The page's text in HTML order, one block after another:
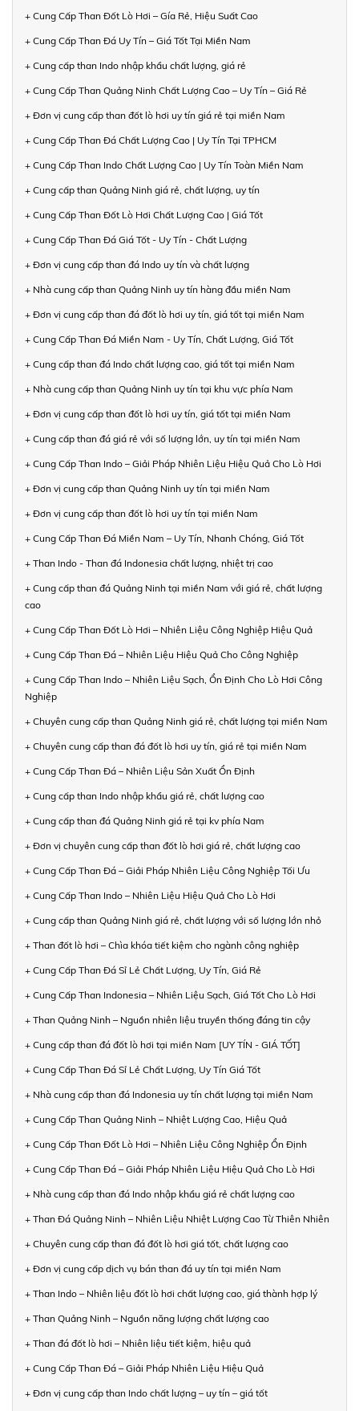
+ Cung Cấp Than Đốt Lò Hơi – Gía Rẻ, Hiệu Suất Cao
+ Cung Cấp Than Đá Uy Tín – Giá Tốt Tại Miền Nam
+ Cung cấp than Indo nhập khẩu chất lượng, giá rẻ
+ Cung Cấp Than Quảng Ninh Chất Lượng Cao – Uy Tín – Giá Rẻ
+ Đơn vị cung cấp than đốt lò hơi uy tín giá rẻ tại miền Nam
+ Cung Cấp Than Đá Chất Lượng Cao | Uy Tín Tại TPHCM
+ Cung Cấp Than Indo Chất Lượng Cao | Uy Tín Toàn Miền Nam
+ Cung cấp than Quảng Ninh giá rẻ, chất lượng, uy tín
+ Cung Cấp Than Đốt Lò Hơi Chất Lượng Cao | Giá Tốt
+ Cung Cấp Than Đá Giá Tốt - Uy Tín - Chất Lượng
+ Đơn vị cung cấp than đá Indo uy tín và chất lượng
+ Nhà cung cấp than Quảng Ninh uy tín hàng đầu miền Nam
+ Đơn vị cung cấp than đá đốt lò hơi uy tín, giá tốt tại miền Nam
+ Cung Cấp Than Đá Miền Nam - Uy Tín, Chất Lượng, Giá Tốt
+ Cung cấp than đá Indo chất lượng cao, giá tốt tại miền Nam
+ Nhà cung cấp than Quảng Ninh uy tín tại khu vực phía Nam
+ Đơn vị cung cấp than đốt lò hơi uy tín, giá tốt tại miền Nam
+ Cung cấp than đá giá rẻ với số lượng lớn, uy tín tại miền Nam
+ Cung Cấp Than Indo – Giải Pháp Nhiên Liệu Hiệu Quả Cho Lò Hơi
+ Đơn vị cung cấp than Quảng Ninh uy tín tại miền Nam
+ Đơn vị cung cấp than đốt lò hơi uy tín tại miền Nam
+ Cung Cấp Than Đá Miền Nam – Uy Tín, Nhanh Chóng, Giá Tốt
+ Than Indo - Than đá Indonesia chất lượng, nhiệt trị cao
+ Cung cấp than đá Quảng Ninh tại miền Nam với giá rẻ, chất lượng
cao
+ Cung Cấp Than Đốt Lò Hơi – Nhiên Liệu Công Nghiệp Hiệu Quả
+ Cung Cấp Than Đá – Nhiên Liệu Hiệu Quả Cho Công Nghiệp
+ Cung Cấp Than Indo – Nhiên Liệu Sạch, Ổn Định Cho Lò Hơi Công
Nghiệp
+ Chuyên cung cấp than Quảng Ninh giá rẻ, chất lượng tại miền Nam
+ Chuyên cung cấp than đá đốt lò hơi uy tín, giá rẻ tại miền Nam
+ Cung Cấp Than Đá – Nhiên Liệu Sản Xuất Ổn Định
+ Cung cấp than Indo nhập khẩu giá rẻ, chất lượng cao
+ Cung cấp than đá Quảng Ninh giá rẻ tại kv phía Nam
+ Đơn vị chuyên cung cấp than đốt lò hơi giá rẻ, chất lượng cao
+ Cung Cấp Than Đá – Giải Pháp Nhiên Liệu Công Nghiệp Tối Ưu
+ Cung Cấp Than Indo – Nhiên Liệu Hiệu Quả Cho Lò Hơi
+ Cung cấp than Quảng Ninh giá rẻ, chất lượng với số lượng lớn nhỏ
+ Than đốt lò hơi – Chìa khóa tiết kiệm cho ngành công nghiệp
+ Cung Cấp Than Đá Sỉ Lẻ Chất Lượng, Uy Tín, Giá Rẻ
+ Cung Cấp Than Indonesia – Nhiên Liệu Sạch, Giá Tốt Cho Lò Hơi
+ Than Quảng Ninh – Nguồn nhiên liệu truyền thống đáng tin cậy
+ Cung cấp than đá đốt lò hơi tại miền Nam [UY TÍN - GIÁ TỐT]
+ Cung Cấp Than Đá Sỉ Lẻ Chất Lượng, Uy Tín Giá Tốt
+ Nhà cung cấp than đá Indonesia uy tín chất lượng tại miền Nam
+ Cung Cấp Than Quảng Ninh – Nhiệt Lượng Cao, Hiệu Quả
+ Cung Cấp Than Đốt Lò Hơi – Nhiên Liệu Công Nghiệp Ổn Định
+ Cung Cấp Than Đá – Giải Pháp Nhiên Liệu Hiệu Quả Cho Lò Hơi
+ Nhà cung cấp than đá Indo nhập khẩu giá rẻ chất lượng cao
+ Than Đá Quảng Ninh – Nhiên Liệu Nhiệt Lượng Cao Từ Thiên Nhiên
+ Chuyên cung cấp than đá đốt lò hơi giá tốt, chất lượng cao
+ Đơn vị cung cấp dịch vụ bán than đá uy tín tại miền Nam
+ Than Indo – Nhiên liệu đốt lò hơi chất lượng cao, giá thành hợp lý
+ Than Quảng Ninh – Nguồn năng lượng chất lượng cao
+ Than đá đốt lò hơi – Nhiên liệu tiết kiệm, hiệu quả
+ Cung Cấp Than Đá – Giải Pháp Nhiên Liệu Hiệu Quả
+ Đơn vị cung cấp than Indo chất lượng – uy tín – giá tốt